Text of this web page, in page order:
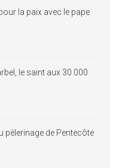
la paix avec le pape
le saint aux 30 000
pèlerinage de Pentecôte